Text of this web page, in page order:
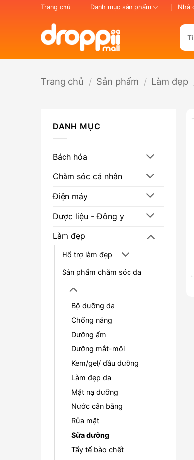
Trang chủ Danh mục sản phẩm Nhà
Trang chủ / Sản phẩm / Làm đẹp
DANH MỤC
Bách hóa
Chăm sóc cá nhân
Điện máy
Dược liệu - Đông y
Làm đẹp
Hổ trợ làm đẹp
Sản phẩm chăm sóc da
Bộ dưỡng da
Chống nắng
Dưỡng ẩm
Dưỡng mắt-môi
Kem/gel/ dầu dưỡng
Làm đẹp da
Mặt nạ dưỡng
Nước cân bằng
Rửa mặt
Sữa dưỡng
Tẩy tế bào chết